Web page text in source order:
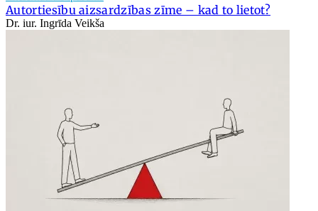
Autortiesību aizsardzības zīme – kad to lietot?
Dr. iur. Ingrīda Veikša